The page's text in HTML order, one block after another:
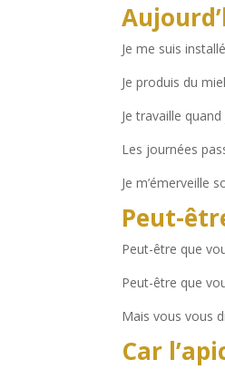
Je me suis
Je produis du
Je travaille
Les journées
Je m’émerveille
Peut-
Peut-être que
Peut-être que
Mais vous vous
Car